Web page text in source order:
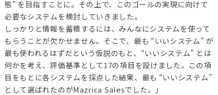
態” を目指すことに。その上で、このゴールの実現に向けて
必要なシステムを検討していきました。
しっかりと情報を蓄積するには、みんなにシステムを使って
もらうことが欠かせません。そこで、最も “いいシステム” が
最も使われるはずだという仮説のもと、“いいシステム” とは
何かを考え、評価基準として17の項目を設けました。この項
目をもとに各システムを採点した結果、最も “いいシステム”
として選ばれたのがMazrica Salesでした。」